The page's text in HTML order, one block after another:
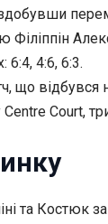
здобувши
Філіппін
6:4, 4:6, 6:3.
що відбувся
Court,
та Костюк